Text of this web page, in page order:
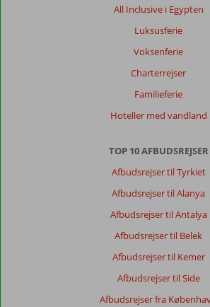
All Inclusive i Egypten
Luksusferie
Voksenferie
Charterrejser
Familieferie
Hoteller med vandland
TOP 10 AFBUDSREJSER
Afbudsrejser til Tyrkiet
Afbudsrejser til Alanya
Afbudsrejser til Antalya
Afbudsrejser til Belek
Afbudsrejser til Kemer
Afbudsrejser til Side
Afbudsrejser fra